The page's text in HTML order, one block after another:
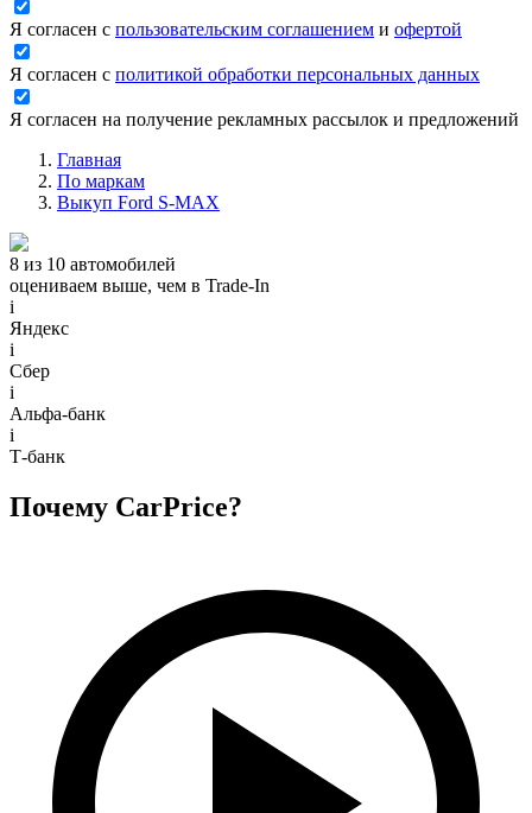
Я согласен с пользовательским соглашением и офертой
Я согласен с политикой обработки персональных данных
Я согласен на получение рекламных рассылок и предложений
Главная
По маркам
Выкуп Ford S-MAX
8 из 10 автомобилей
оцениваем выше, чем в Trade‑In
i
Яндекс
i
Сбер
i
Альфа-банк
i
Т-банк
Почему CarPrice?